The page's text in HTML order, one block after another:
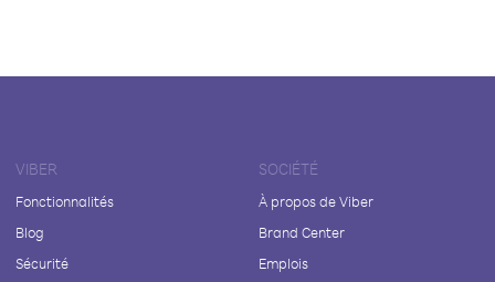
VIBER
Fonctionnalités
Blog
Sécurité
SOCIÉTÉ
À propos de Viber
Brand Center
Emplois